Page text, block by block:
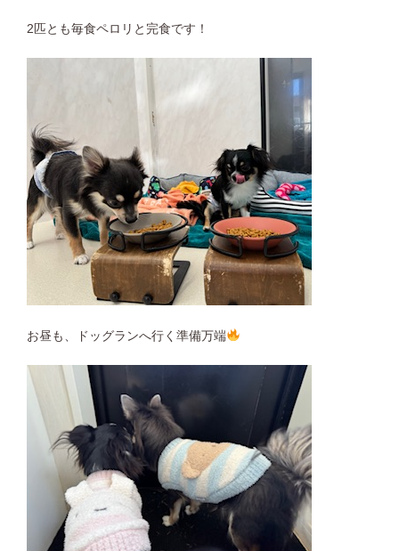
2匹とも毎食ペロリと完食です！
お昼も、ドッグランへ行く準備万端